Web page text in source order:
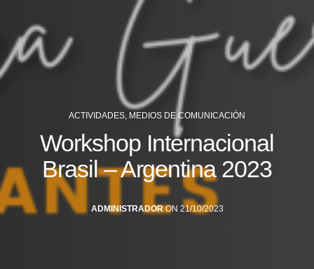
ACTIVIDADES, MEDIOS DE COMUNICACIÓN
Workshop Internacional
Brasil – Argentina 2023
ADMINISTRADORON 21/10/2023